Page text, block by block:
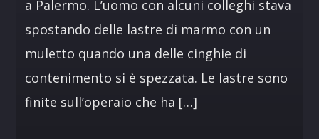
a Palermo. L’uomo con alcuni colleghi stava
spostando delle lastre di marmo con un
muletto quando una delle cinghie di
contenimento si è spezzata. Le lastre sono
finite sull’operaio che ha […]